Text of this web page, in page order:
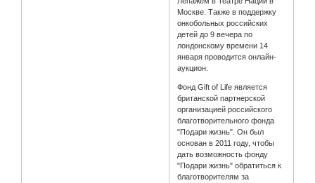
Москве. Также в поддержку
онкобольных российских
детей до 9 вечера по
лондонскому времени 14
января проводится онлайн-
аукцион.
Фонд Gift of Life является
британской партнерской
организацией российского
благотворительного фонда
"Подари жизнь". Он был
основан в 2011 году, чтобы
дать возможность фонду
"Подари жизнь" обратиться к
благотворителям за